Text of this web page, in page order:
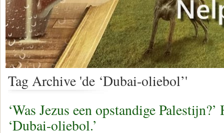
Tag Archive 'de ‘Dubai-oliebol’'
‘Was Jezus een opstandige
‘Dubai-oliebol.’